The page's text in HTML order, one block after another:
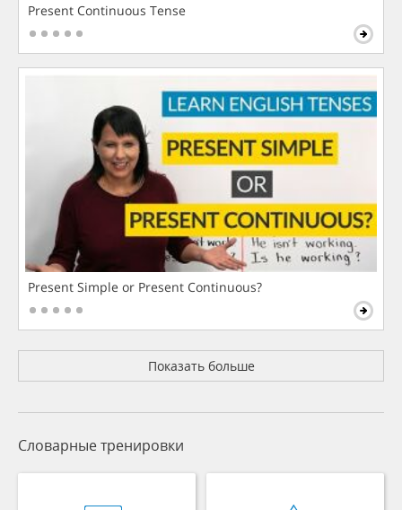
Present Continuous Tense
Present Simple or Present Continuous?
Показать больше
Словарные тренировки